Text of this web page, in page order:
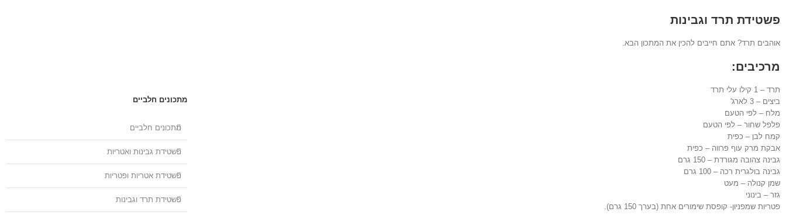
פשטידת תרד וגבינות
אוהבים תרד? אתם חייבים להכין את המתכון הבא.
מרכיבים:
תרד – 1 קילו עלי תרד
ביצים – 3 לארג'
מלח – לפי הטעם
פלפל שחור – לפי הטעם
קמח לבן – כפית
אבקת מרק עוף פרווה – כפית
גבינה צהובה מגורדת – 150 גרם
גבינה בולגרית רכה – 100 גרם
שמן קנולה – מעט
גזר – בינוני
פטריות שמפניון- קופסת שימורים אחת (בערך 150 גרם).
מתכונים חלביים
מתכונים חלביים
פשטידת גבינות ואטריות
פשטידת אטריות ופטריות
פשטידת תרד וגבינות